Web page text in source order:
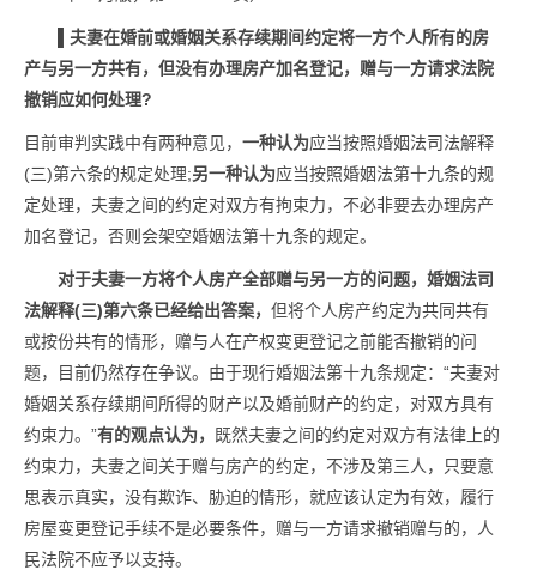
夫妻在婚前或婚姻关系存续期间约定将一方个人所有的房
产与另一方共有，但没有办理房产加名登记，赠与一方请求法院
撤销应如何处理?
目前审判实践中有两种意见， 一种认为应当按照婚姻法司法解释
(三)第六条的规定处理;另一种认为应当按照婚姻法第十九条的规
定处理，夫妻之间的约定对双方有拘束力，不必非要去办理房产
加名登记，否则会架空婚姻法第十九条的规定。
对于夫妻一方将个人房产全部赠与另一方的问题，婚姻法司
法解释(三)第六条已经给出答案， 但将个人房产约定为共同共有
或按份共有的情形，赠与人在产权变更登记之前能否撤销的问
题，目前仍然存在争议。由于现行婚姻法第十九条规定：“夫妻对
婚姻关系存续期间所得的财产以及婚前财产的约定，对双方具有
约束力。”有的观点认为，
既然夫妻之间的约定对双方有法律上的
约束力，夫妻之间关于赠与房产的约定，不涉及第三人，只要意
思表示真实，没有欺诈、胁迫的情形，就应该认定为有效，履行
房屋变更登记手续不是必要条件，赠与一方请求撤销赠与的，人
民法院不应予以支持。